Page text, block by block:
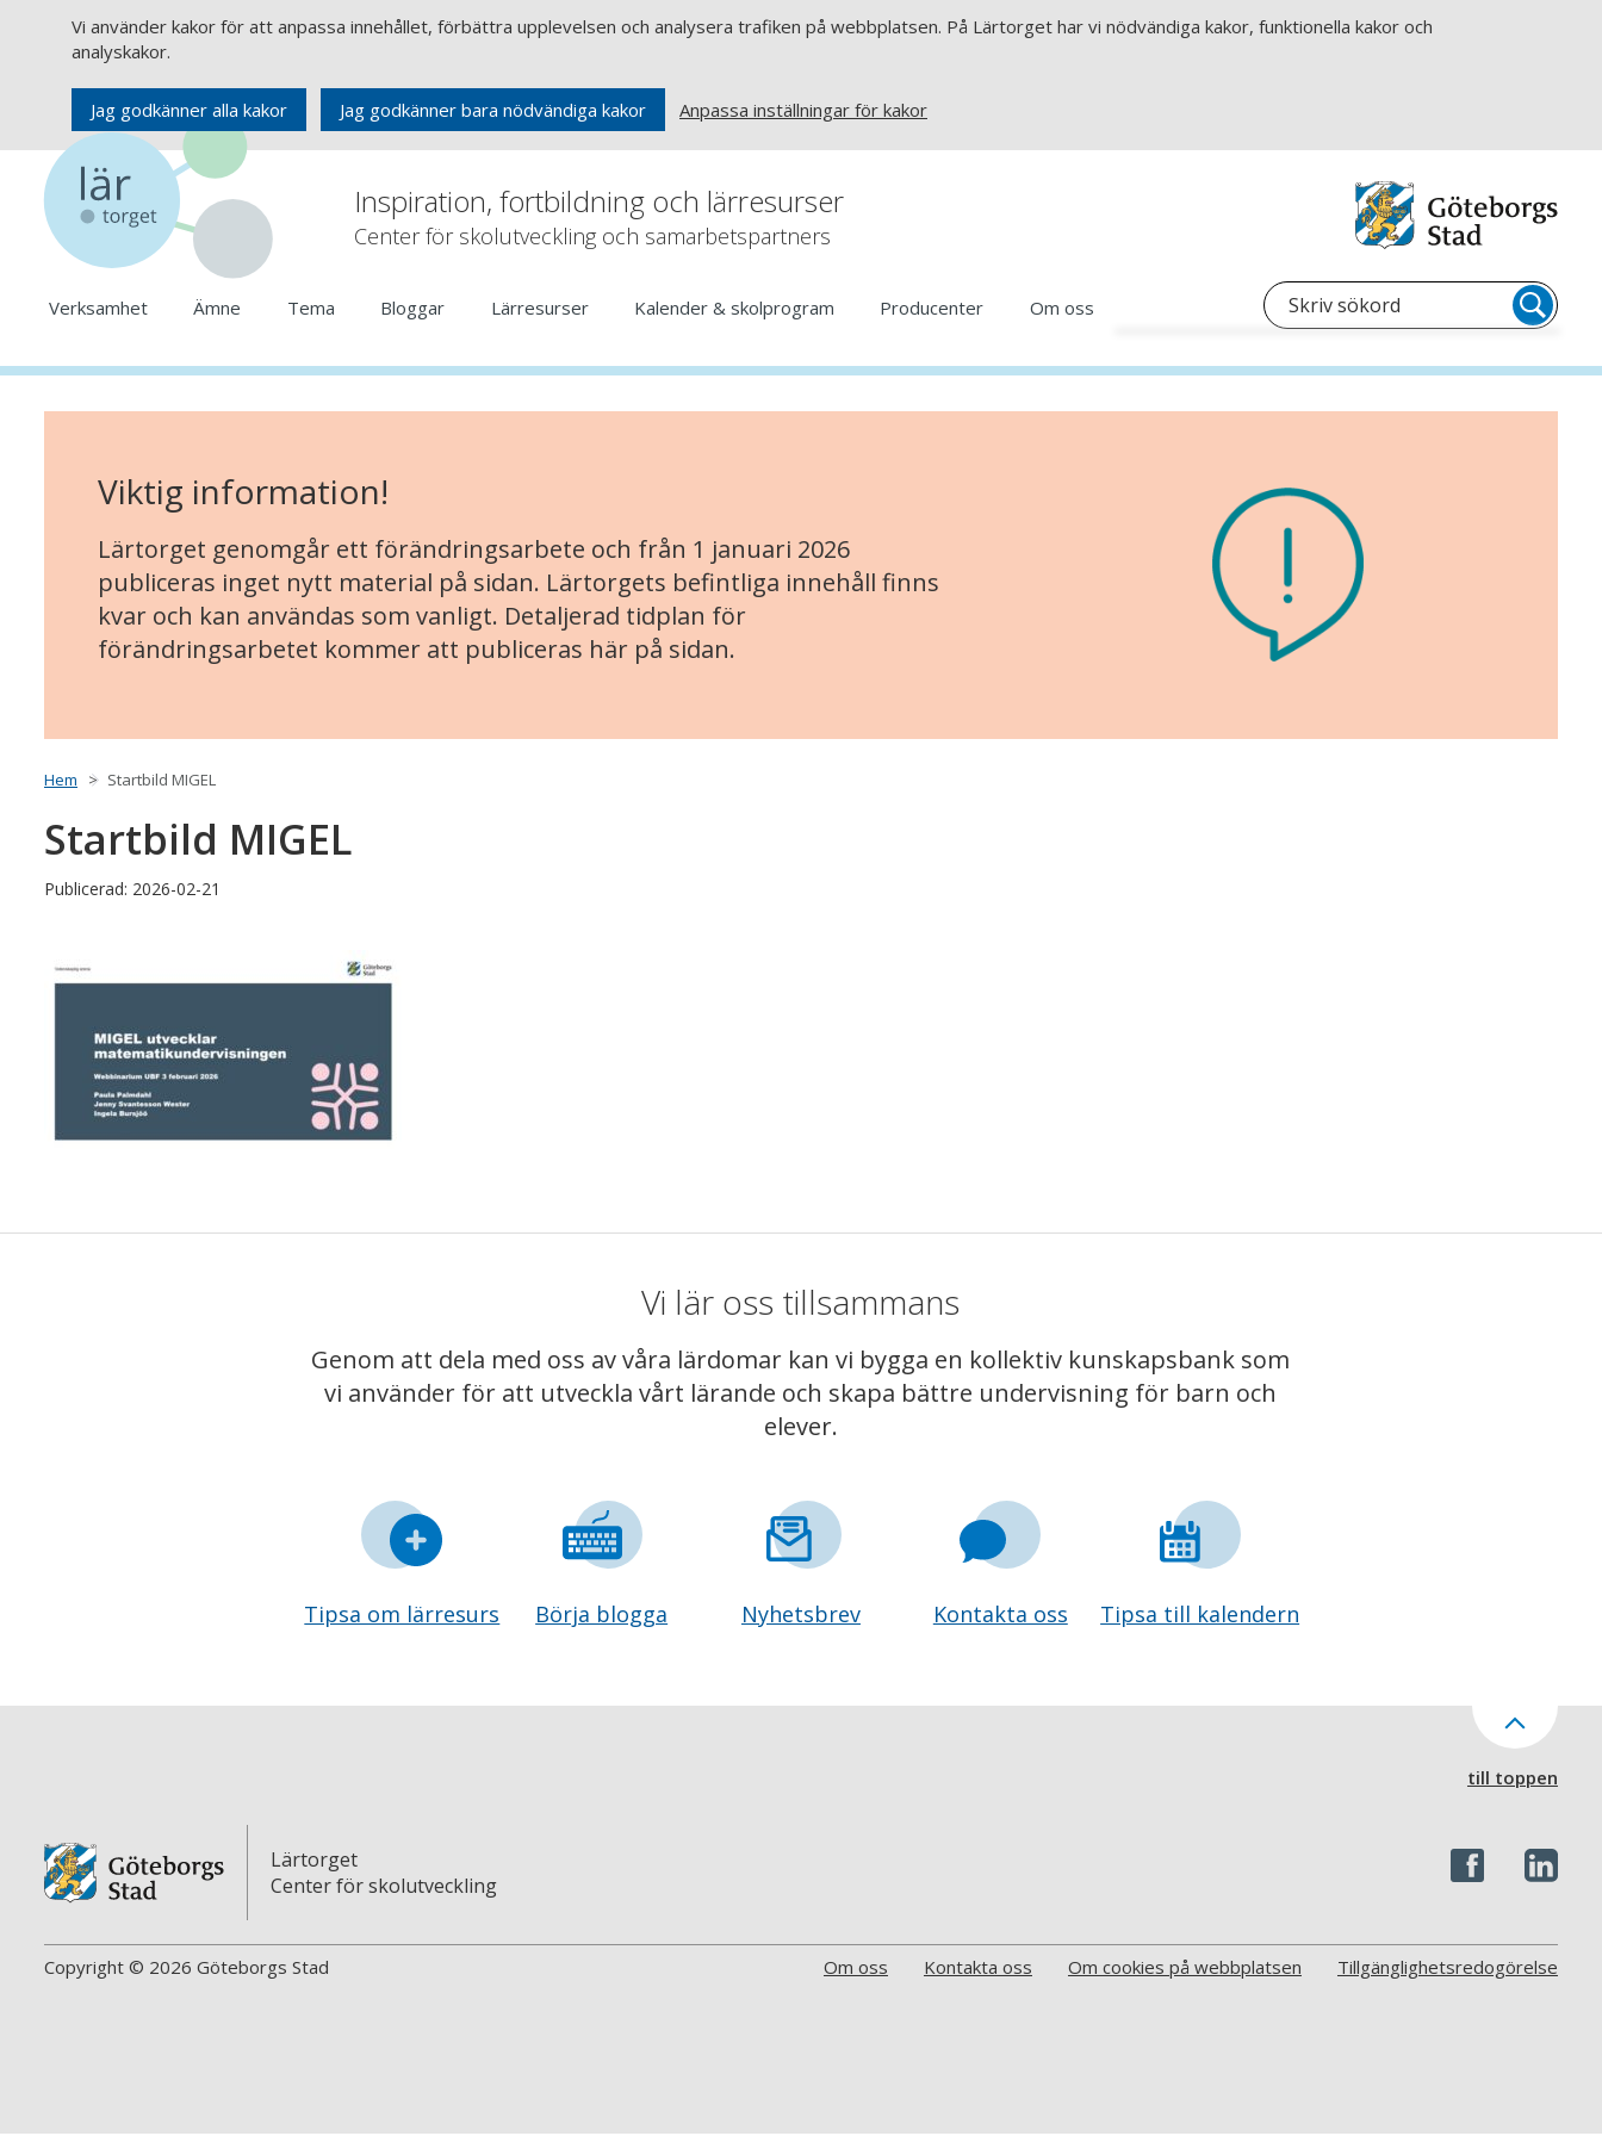
Vi använder kakor för att anpassa innehållet, förbättra upplevelsen och analysera trafiken på webbplatsen. På Lärtorget har vi nödvändiga kakor, funktionella kakor och
analyskakor.
Jag godkänner alla kakor Jag godkänner bara nödvändiga kakor Anpassa inställningar för kakor
Inspiration, fortbildning och lärresurser
Center för skolutveckling och samarbetspartners
Verksamhet Ämne Tema Bloggar Lärresurser Kalender & skolprogram Producenter Om oss
Viktig information!
Lärtorget genomgår ett förändringsarbete och från 1 januari 2026
publiceras inget nytt material på sidan. Lärtorgets befintliga innehåll finns
kvar och kan användas som vanligt. Detaljerad tidplan för
förändringsarbetet kommer att publiceras här på sidan.
Hem Startbild MIGEL
Startbild MIGEL
Publicerad: 2026-02-21
Vi lär oss tillsammans
Genom att dela med oss av våra lärdomar kan vi bygga en kollektiv kunskapsbank som
vi använder för att utveckla vårt lärande och skapa bättre undervisning för barn och
elever.
Tipsa om lärresurs Börja blogga Nyhetsbrev Kontakta oss Tipsa till kalendern
till toppen
Lärtorget
Center för skolutveckling
Copyright © 2026 Göteborgs Stad Om oss Kontakta oss Om cookies på webbplatsen Tillgänglighetsredogörelse